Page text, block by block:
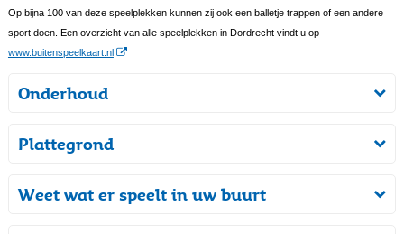
Op bijna 100 van deze speelplekken kunnen zij ook een balletje trappen of een andere
sport doen. Een overzicht van alle speelplekken in Dordrecht vindt u op
www.buitenspeelkaart.nl
Onderhoud
Plattegrond
Weet wat er speelt in uw buurt